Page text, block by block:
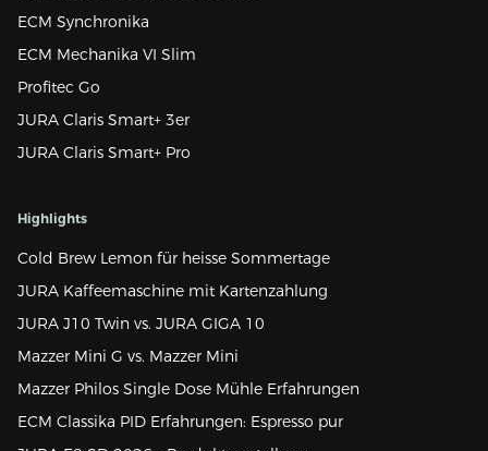
ECM Synchronika
ECM Mechanika VI Slim
Profitec Go
JURA Claris Smart+ 3er
JURA Claris Smart+ Pro
Highlights
Cold Brew Lemon für heisse Sommertage
JURA Kaffeemaschine mit Kartenzahlung
JURA J10 Twin vs. JURA GIGA 10
Mazzer Mini G vs. Mazzer Mini
Mazzer Philos Single Dose Mühle Erfahrungen
ECM Classika PID Erfahrungen: Espresso pur